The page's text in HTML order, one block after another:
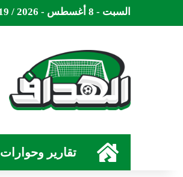
السبت - 8 أغسطس - 2026 / 3:19 صباحًا
الرئيسيةتقارير وحوارات